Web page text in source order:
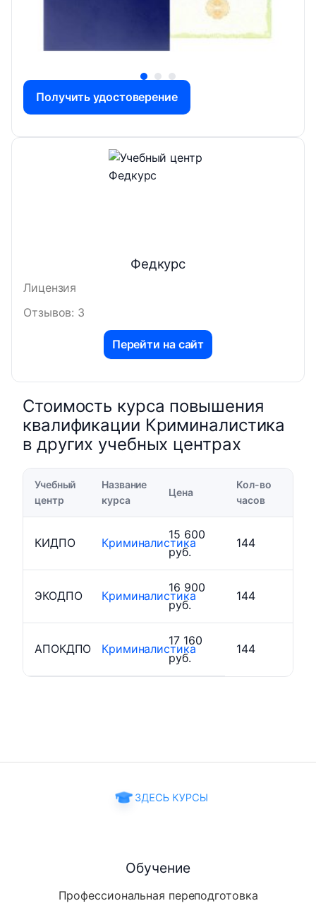
Получить удостоверение
Федкурс
Лицензия
Отзывов: 3
Перейти на сайт
Стоимость курса повышения
квалификации Криминалистика
в других учебных центрах
Учебный
центр
Название
курса
Цена
Кол-во
часов
КИДПО Криминалистика
15 600
руб.
144
ЭКОДПО Криминалистика
16 900
руб.
144
АПОКДПО Криминалистика
17 160
руб.
144
Обучение
Профессиональная переподготовка